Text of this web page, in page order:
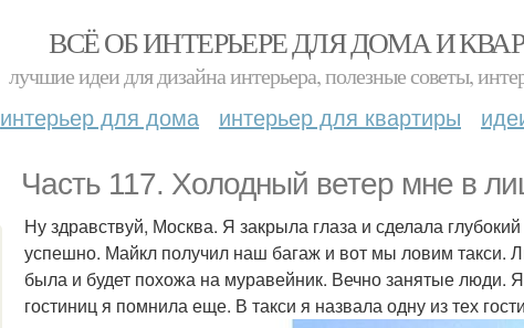
ВСЁ ОБ ИНТЕРЬЕРЕ ДЛЯ ДОМА И
лучшие идеи для дизайна интерьера, полезные советы,
интерьер для дома интерьер для квартиры
Часть 117. Холодный ветер мне в
Ну здравствуй, Москва. Я закрыла глаза и сделала
успешно. Майкл получил наш багаж и вот мы ловим такси.
была и будет похожа на муравейник. Вечно занятые люди.
гостиниц я помнила еще. В такси я назвала одну из тех